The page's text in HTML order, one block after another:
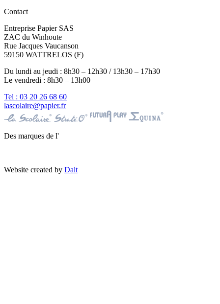
Contact
Entreprise Papier SAS
ZAC du Winhoute
Rue Jacques Vaucanson
59150 WATTRELOS (F)
Du lundi au jeudi : 8h30 – 12h30 / 13h30 – 17h30
Le vendredi : 8h30 – 13h00
Tel : 03 20 26 68 60
lascolaire@papier.fr
Des marques de l'
Website created by Dalt